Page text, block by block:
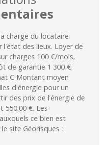
charge du locataire
l'état des lieux. Loyer de
charges 100 €/mois,
de garantie 1 300 €.
C Montant moyen
d'énergie pour un
des prix de l'énergie de
550.00 €. Les
ce bien est
site Géorisques :